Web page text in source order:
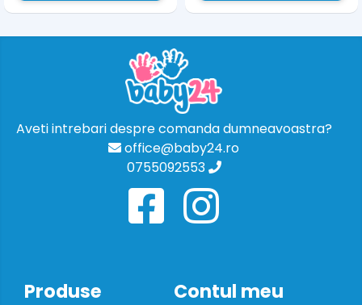
Aveti intrebari despre comanda dumneavoastra?
office@baby24.ro
0755092553
Produse Contul meu